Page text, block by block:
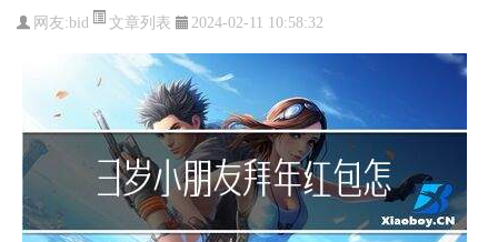
网友:bid 文章列表 2024-02-11 10:58:32